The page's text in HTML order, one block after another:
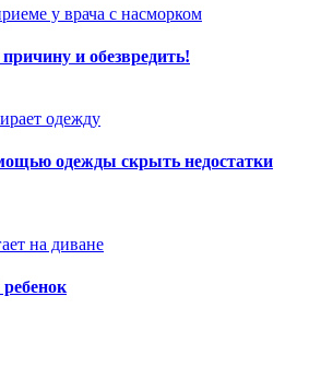
и обезвредить!
одежды скрыть недостатки